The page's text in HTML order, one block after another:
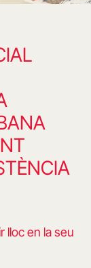
lloc en la seu